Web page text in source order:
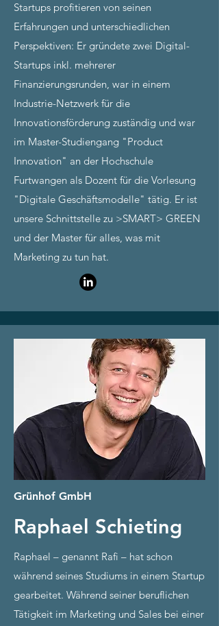
Startups profitieren von seinen
Erfahrungen und unterschiedlichen
Perspektiven: Er gründete zwei Digital-
Startups inkl. mehrerer
Finanzierungsrunden, war in einem
Industrie-Netzwerk für die
Innovationsförderung zuständig und war
im Master-Studiengang "Product
Innovation" an der Hochschule
Furtwangen als Dozent für die Vorlesung
"Digitale Geschäftsmodelle" tätig. Er ist
unsere Schnittstelle zu >SMART> GREEN
und der Master für alles, was mit
Marketing zu tun hat.
Grünhof GmbH
Raphael Schieting
Raphael – genannt Rafi – hat schon
während seines Studiums in einem Startup
gearbeitet. Während seiner beruflichen
Tätigkeit im Marketing und Sales bei einer